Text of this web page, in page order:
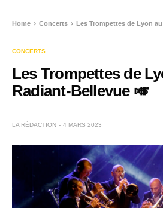
Home Concerts Les Trompettes de Lyon
CONCERTS
Les Trompettes de
Radiant-Bellevue 🎺
LA RÉDACTION 4 MARS 2023